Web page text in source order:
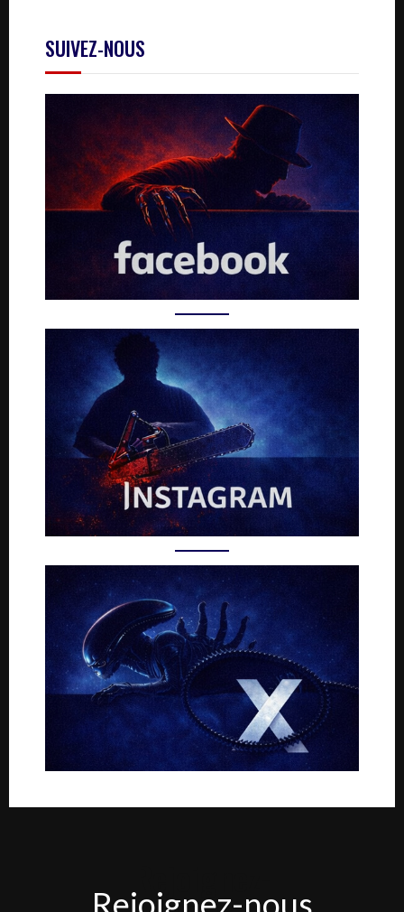
SUIVEZ-NOUS
Rejoignez-nous